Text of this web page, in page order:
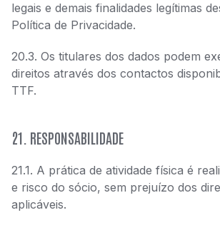
legais e demais finalidades legítimas
Política de Privacidade.
20.3. Os titulares dos dados podem
direitos através dos contactos
TTF.
21. RESPONSABILIDADE
21.1. A prática de atividade física é
e risco do sócio, sem prejuízo dos
aplicáveis.